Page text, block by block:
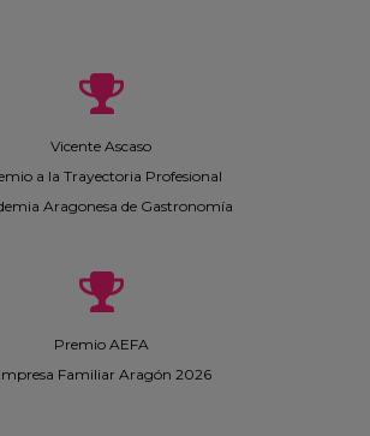
Vicente Ascaso
a la Trayectoria Profesional
Aragonesa de Gastronomía
Premio AEFA
Familiar Aragón 2026